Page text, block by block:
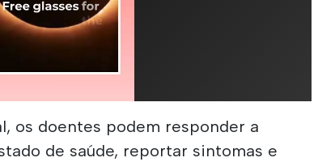
os doentes podem responder a
de saúde, reportar sintomas e